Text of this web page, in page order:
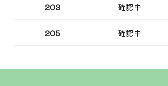
203 確認中
205 確認中
101号室